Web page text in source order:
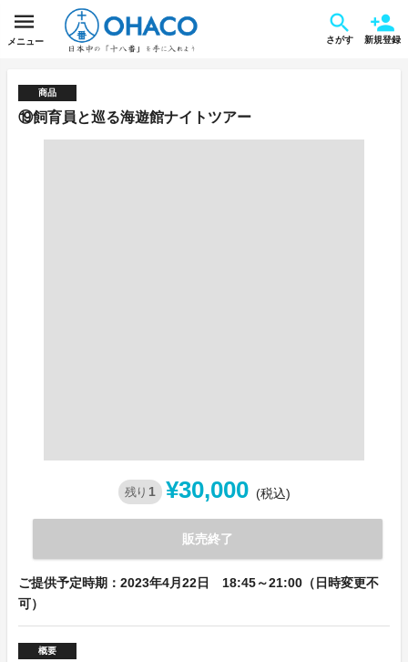
メニュー さがす 新規登録
商品
⑲飼育員と巡る海遊館ナイトツアー
残り 1 ¥30,000 (税込)
販売終了
ご提供予定時期：2023年4月22日 18:45～21:00（日時変更不
可）
概要